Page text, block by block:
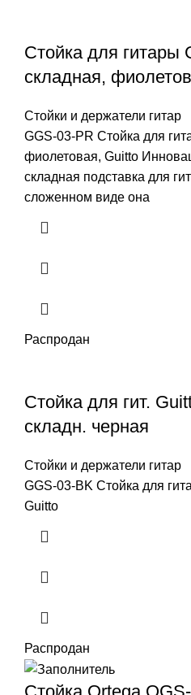
Стойка для гитары
складная,
Стойки и держатели гитар
GGS-03-PR Стойка для
фиолетовая, Guitto
складная подставка для
сложенном виде она
Распродан
Стойка для гит.
складн. черная
Стойки и держатели гитар
GGS-03-BK Стойка для
Guitto
Распродан